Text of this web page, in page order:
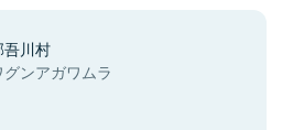
川村
グンアガワムラ